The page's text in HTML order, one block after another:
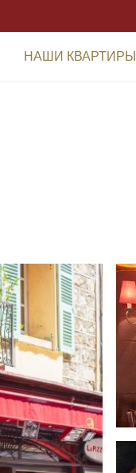
НАШИ КВАРТИРЫ